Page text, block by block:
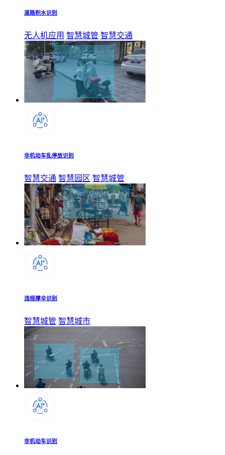
道路积水识别
无人机应用 智慧城管 智慧交通
非机动车乱停放识别
智慧交通 智慧园区 智慧城管
违规撑伞识别
智慧城管 智慧城市
非机动车识别